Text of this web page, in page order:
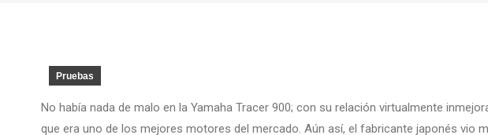
Pruebas
No había nada de malo en la Yamaha Tracer 900; con su relación virtualmente
que era uno de los mejores motores del mercado. Aún así, el fabricante japonés vio